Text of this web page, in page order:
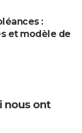
:
et modèle de
nous ont